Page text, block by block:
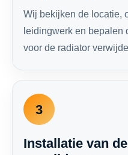
Wij bekijken de locatie,
leidingwerk en bepalen
voor de radiator
3
Installatie van